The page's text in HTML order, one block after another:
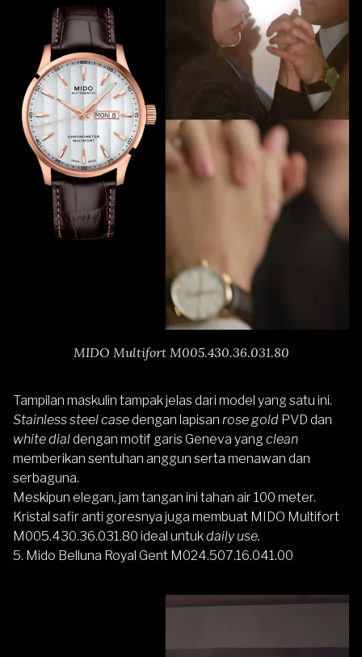
MIDO Multifort M005.430.36.031.80
Tampilan maskulin tampak jelas dari model yang satu ini.
Stainless steel casedengan lapisan rose gold PVD dan
white dialdengan motif garis Geneva yang clean
memberikan sentuhan anggun serta menawan dan
serbaguna.
Meskipun elegan, jam tangan ini tahan air 100 meter.
Kristal safir anti goresnya juga membuat MIDO Multifort
M005.430.36.031.80 ideal untukdaily use.
5. Mido Belluna Royal Gent M024.507.16.041.00